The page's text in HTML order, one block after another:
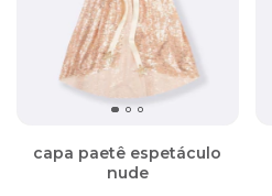
capa paetê espetáculo
nude